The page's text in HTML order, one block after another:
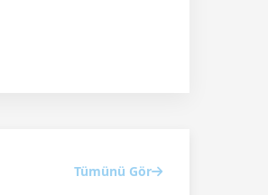
Tümünü Gör